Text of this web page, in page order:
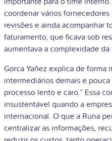
coordenar vários
revisões e ainda acompanhar
faturamento, que ficava sob
aumentava a complexidade
Gorca Yañez explica de forma
intermediários demais e
processo lento e caro.” Essa
insustentável quando a
internacional. O que a Runa
centralizar as informações,